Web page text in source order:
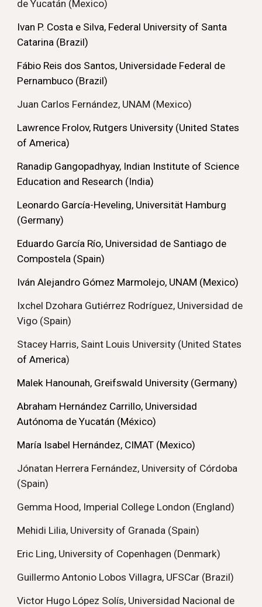
de Yucatán (Mexico)
Ivan P. Costa e Silva, Federal University of Santa
Catarina (Brazil)
Fábio Reis dos Santos, Universidade Federal de
Pernambuco (Brazil)
Juan Carlos Fernández, UNAM (Mexico)
Lawrence Frolov, Rutgers University (United States
of America)
Ranadip Gangopadhyay, Indian Institute of Science
Education and Research (India)
Leonardo García-Heveling, Universität Hamburg
(Germany)
Eduardo García Río, Universidad de Santiago de
Compostela (Spain)
Iván Alejandro Gómez Marmolejo, UNAM (Mexico)
Ixchel Dzohara Gutiérrez Rodríguez, Universidad de
Vigo (Spain)
Stacey Harris, Saint Louis University (United States
of America)
Malek Hanounah, Greifswald University (Germany)
Abraham Hernández Carrillo, Universidad
Autónoma de Yucatán (México)
María Isabel Hernández, CIMAT (Mexico)
Jónatan Herrera Fernández, University of Córdoba
(Spain)
Gemma Hood, Imperial College London (England)
Mehidi Lilia, University of Granada (Spain)
Eric Ling, University of Copenhagen (Denmark)
Guillermo Antonio Lobos Villagra, UFSCar (Brazil)
Victor Hugo López Solís, Universidad Nacional de